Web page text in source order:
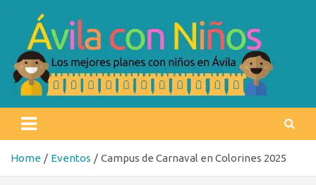
content
Ávila con niños
Home Eventos Campus de Carnaval en Colorines 2025